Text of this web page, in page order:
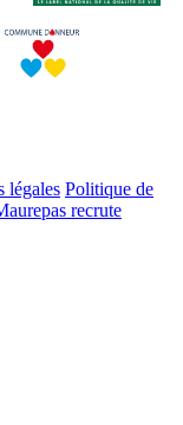
légales Politique de
recrute